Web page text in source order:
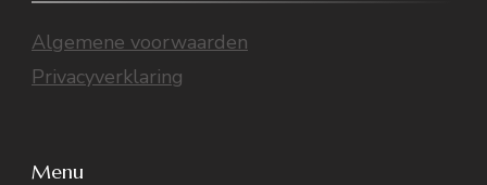
Algemene voorwaarden
Privacyverklaring
Menu